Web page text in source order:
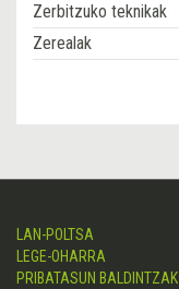
Zerbitzuko teknikak
Zerealak
LAN-POLTSA
LEGE-OHARRA
PRIBATASUN BALDINTZAK